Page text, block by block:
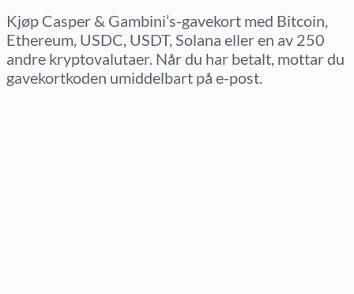
Kjøp Casper & Gambini’s-gavekort med Bitcoin,
Ethereum, USDC, USDT, Solana eller en av 250
andre kryptovalutaer. Når du har betalt, mottar du
gavekortkoden umiddelbart på e-post.